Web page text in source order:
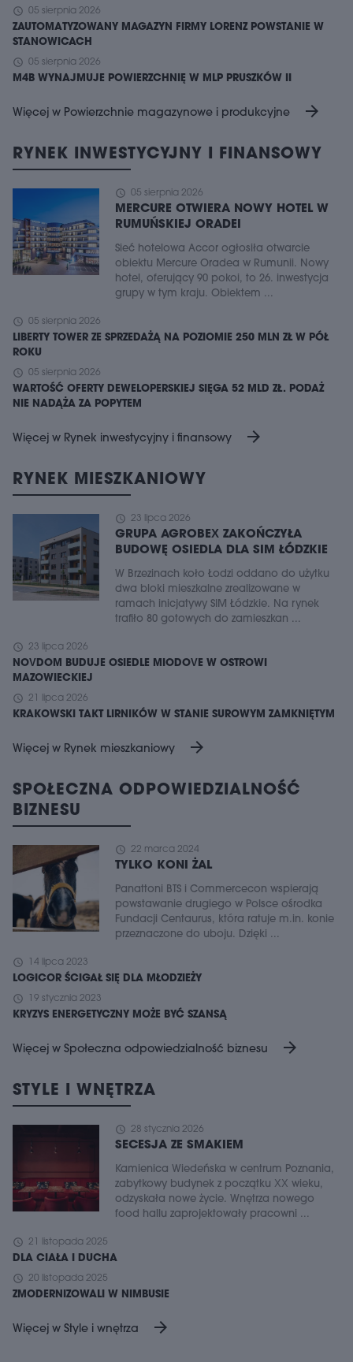
schedule 05 sierpnia 2026
ZAUTOMATYZOWANY MAGAZYN FIRMY LORENZ POWSTANIE W
STANOWICACH
schedule 05 sierpnia 2026
M4B WYNAJMUJE POWIERZCHNIĘ W MLP PRUSZKÓW II
Więcej w Powierzchnie magazynowe i produkcyjne arrow_forward
RYNEK INWESTYCYJNY I FINANSOWY
schedule 05 sierpnia 2026
MERCURE OTWIERA NOWY HOTEL W
RUMUŃSKIEJ ORADEI
Sieć hotelowa Accor ogłosiła otwarcie
obiektu Mercure Oradea w Rumunii. Nowy
hotel, oferujący 90 pokoi, to 26. inwestycja
grupy w tym kraju. Obiektem ...
schedule 05 sierpnia 2026
LIBERTY TOWER ZE SPRZEDAŻĄ NA POZIOMIE 250 MLN ZŁ W PÓŁ
ROKU
schedule 05 sierpnia 2026
WARTOŚĆ OFERTY DEWELOPERSKIEJ SIĘGA 52 MLD ZŁ. PODAŻ
NIE NADĄŻA ZA POPYTEM
Więcej w Rynek inwestycyjny i finansowy arrow_forward
RYNEK MIESZKANIOWY
schedule 23 lipca 2026
GRUPA AGROBEX ZAKOŃCZYŁA
BUDOWĘ OSIEDLA DLA SIM ŁÓDZKIE
W Brzezinach koło Łodzi oddano do użytku
dwa bloki mieszkalne zrealizowane w
ramach inicjatywy SIM Łódzkie. Na rynek
trafiło 80 gotowych do zamieszkan ...
schedule 23 lipca 2026
NOVDOM BUDUJE OSIEDLE MIODOVE W OSTROWI
MAZOWIECKIEJ
schedule 21 lipca 2026
KRAKOWSKI TAKT LIRNIKÓW W STANIE SUROWYM ZAMKNIĘTYM
Więcej w Rynek mieszkaniowy arrow_forward
SPOŁECZNA ODPOWIEDZIALNOŚĆ
BIZNESU
schedule 22 marca 2024
TYLKO KONI ŻAL
Panattoni BTS i Commercecon wspierają
powstawanie drugiego w Polsce ośrodka
Fundacji Centaurus, która ratuje m.in. konie
przeznaczone do uboju. Dzięki ...
schedule 14 lipca 2023
LOGICOR ŚCIGAŁ SIĘ DLA MŁODZIEŻY
schedule 19 stycznia 2023
KRYZYS ENERGETYCZNY MOŻE BYĆ SZANSĄ
Więcej w Społeczna odpowiedzialność biznesu arrow_forward
STYLE I WNĘTRZA
schedule 28 stycznia 2026
SECESJA ZE SMAKIEM
Kamienica Wiedeńska w centrum Poznania,
zabytkowy budynek z początku XX wieku,
odzyskała nowe życie. Wnętrza nowego
food hallu zaprojektowały pracowni ...
schedule 21 listopada 2025
DLA CIAŁA I DUCHA
schedule 20 listopada 2025
ZMODERNIZOWALI W NIMBUSIE
Więcej w Style i wnętrza arrow_forward